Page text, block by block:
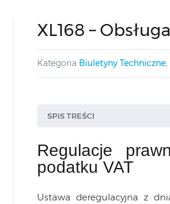
XL168 –
Kategoria Biuletyny Techniczne,
SPIS TREŚCI
Po stronie wierzyciela
Po stronie dłużnika
Regulacje
podatku VAT
Ustawa deregulacyjna z